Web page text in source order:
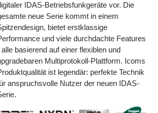
IDAS-Betriebsfunkgeräte vor. Die
neue Serie kommt in einem
bietet erstklassige
und viele durchdachte Features
alle basierend auf einer flexiblen und
Multiprotokoll-Plattform. Icoms
ist legendär: perfekte Technik
anspruchsvolle Nutzer der neuen IDAS-